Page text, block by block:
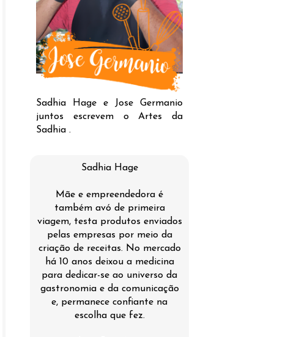
Sadhia Hage e Jose Germanio
juntos escrevem o Artes da
Sadhia .
Sadhia Hage
Mãe e empreendedora é
também avó de primeira
viagem, testa produtos enviados
pelas empresas por meio da
criação de receitas. No mercado
há 10 anos deixou a medicina
para dedicar-se ao universo da
gastronomia e da comunicação
e, permanece confiante na
escolha que fez.